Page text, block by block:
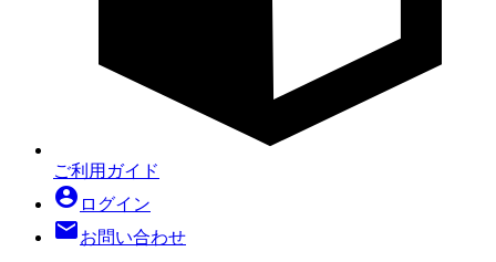
ご利用ガイド
account_circle ログイン
mailお問い合わせ